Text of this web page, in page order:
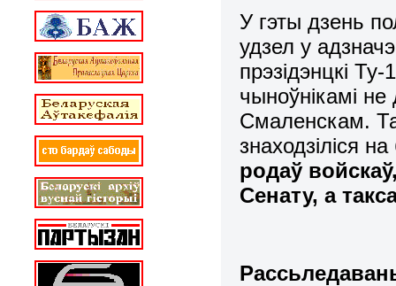
У гэты дзень
удзел у
прэзідэнцкі
чыноўнікамі
Смаленскам.
знаходзіліся
родаў
Сенату, а